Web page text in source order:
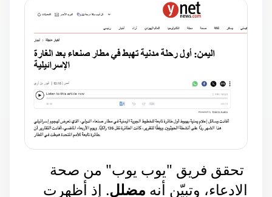
الادعاء، وتبيّن أنه مضلل